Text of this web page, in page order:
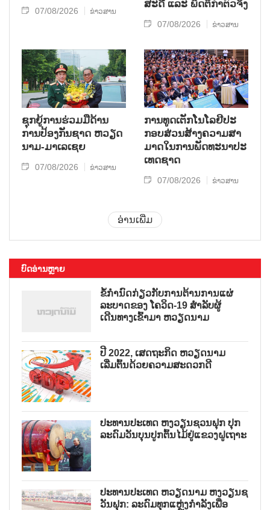
07/08/2026 ຂ່າວສານ
ສະ​ດີ ແລະ ພຶດ​ຕິ​ກຳຕົວ​ຈິງ
07/08/2026 ຂ່າວສານ
ຊຸກ​ຍູ້​ການ​ຮ່ວມ​ມື​ດ້ານ​
ການ​ປ້ອງ​ກັນ​ຊາດ ຫວຽດ​
ນາມ-ມາ​ເລ​ເຊຍ
07/08/2026 ຂ່າວສານ
ການ​ທູດ​ເຕັກ​ໂນ​ໂລ​ຢີ​ປະ​
ກອບ​ສ່ວນ​ສ້າງ​ຄວາມ​ສາ​
ມາດ​ໃນ​ການ​ພັດ​ທະ​ນາ​ປະ​
ເທດ​ຊາດ
07/08/2026 ຂ່າວສານ
ອ່ານເພີ່ມ
ບົດອ່ານຫຼາຍ
ຂໍ້ກຳນົດກ່ຽວກັບການຕ້ານການແຜ່
ລະບາດຂອງ ໂຄວິດ-19 ສຳລັບຜູ້
ເດີນທາງເຂົ້າມາ ຫວຽດນາມ
ປີ 2022, ເສດຖະກິດ ຫວຽດນາມ
ເລີ່ມຕົ້ນດ້ວຍຄວາມສະດວກດີ
ປະທານປະເທດ ຫງວຽນຊວນຟຸກ ປຸກ
ລະດົມວັນບຸນປູກຕົ້ນໄມ້ຢູ່ແຂວງຝູເຖາະ
ປະທານປະເທດ ຫວຽດນາມ ຫງວຽນຊ
ວັນຟຸກ: ລະດົມທຸກແຫຼ່ງກຳລັງເພື່ອ